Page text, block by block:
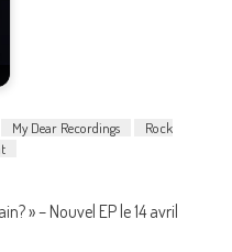
My Dear Recordings
Rock
» – Nouvel EP le 14 avril